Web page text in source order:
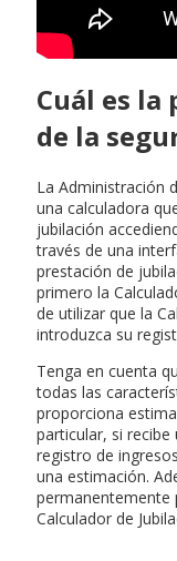
Cuál es
de la
La Administración
una calculadora
jubilación
través de una
prestación de
primero la
de utilizar que la
introduzca su
Tenga en cuenta
todas las
proporciona
particular, si
registro de
una estimación.
permanentemente
Calculador de